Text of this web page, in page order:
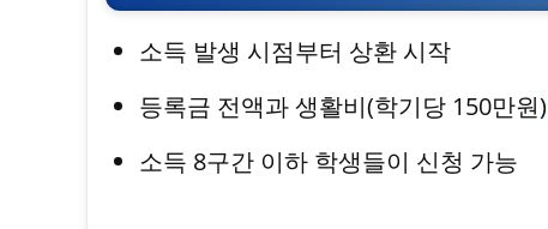
소득 발생 시점부터 상환 시작
등록금 전액과 생활비(학기당 150만원)
소득 8구간 이하 학생들이 신청 가능